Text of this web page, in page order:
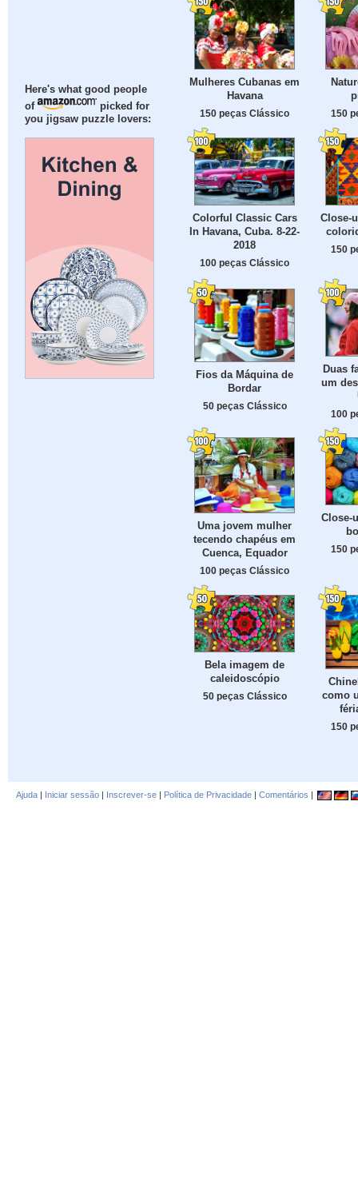
Here's what good people
of
picked for
you jigsaw puzzle lovers:
Mulheres Cubanas em
Havana
150 peças Clássico 150
Colorful Classic Cars
In Havana, Cuba. 8-22-
2018
100 peças Clássico
Close-
150
Fios da Máquina de
Bordar
50 peças Clássico
Duas
um
100
Uma jovem mulher
tecendo chapéus em
Cuenca, Equador
100 peças Clássico
Close-
150
Bela imagem de
caleidoscópio
50 peças Clássico
como
150
Ajuda | Iniciar sessão | Inscrever-se | Política de Privacidade | Comentários |